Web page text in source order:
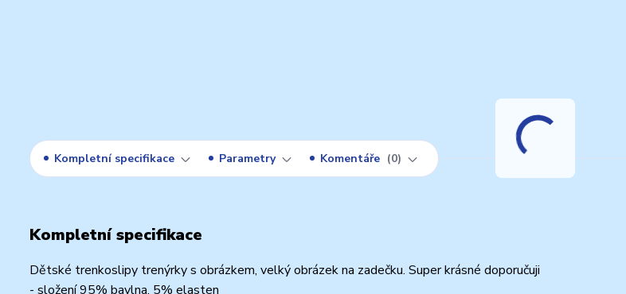
Kompletní specifikace Parametry Komentáře 0
Kompletní specifikace
Dětské trenkoslipy trenýrky s obrázkem, velký obrázek na zadečku. Super krásné doporučuji
- složení 95% bavlna, 5% elasten